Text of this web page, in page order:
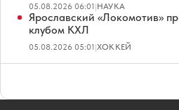
05.08.2026 06:01|НАУКА
Ярославский «Локомотив»
клубом КХЛ
05.08.2026 05:01|ХОККЕЙ